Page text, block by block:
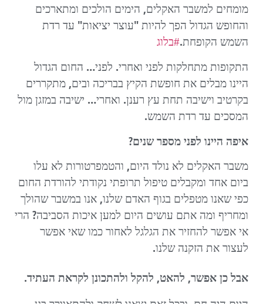
מומחים למשבר האקלים, הימים הולכים ומתארכים
והחופש הגדול הפך להיות "עוצר יציאות" עד רדת
השמש הקופחת.#בלוג
התקופות מתחלקות לפני ואחרי. לפני… החום הגדול
היינו מבלים את חופשת הקיץ בבריכה ובים, מתקררים
בקרטיב וישיבה תחת עץ רענן. ואחרי… ישיבה במזגן מול
המסכים עד רדת השמש.
איפה היינו לפני מספר שנים?
משבר האקלים לא נולד היום, והטמפרטורות לא עלו
ביום אחד ומקבלים טיפול תרופתי נקודתי להורדת החום
כפי שאנו מטפלים בגוף האדם שלנו, אנו במשבר שהולך
ומחריף ומה אתם עושים היום למען איכות הסביבה? הרי
אי אפשר להחזיר את הגלגל לאחור כמו שאי אפשר
לעצור את הזקנה שלנו.
אבל כן אפשר, להאט, להקל ולהתכונן לקראת העתיד.